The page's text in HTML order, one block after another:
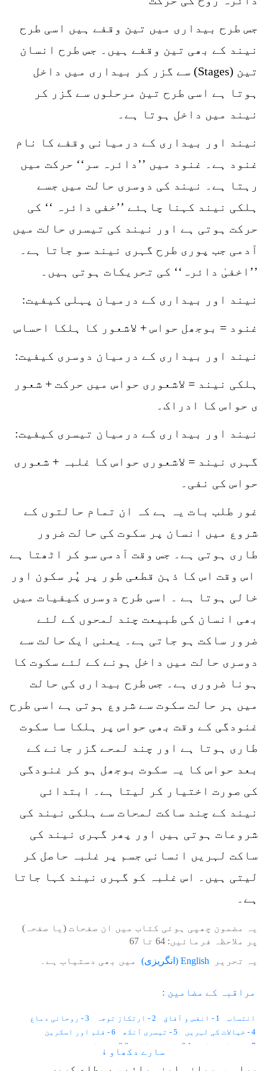
جس طرح بیداری میں تین وقفے ہیں اسی طرح
نیند کے بھی تین وقفے ہیں۔ جس طرح انسان
تین (Stages) سے گزر کر بیداری میں داخل
ہوتا ہے اسی طرح تین مرحلوں سے گزر کر
نیند میں داخل ہوتا ہے۔
نیند اور بیداری کے درمیانی وقفے کا نام
غنود ہے۔ غنود میں ’’دائرہ سر‘‘ حرکت میں
رہتا ہے۔ نیند کی دوسری حالت میں جسے
ہلکی نیند کہنا چاہئے ’’خفی دائرہ ‘‘ کی
حرکت ہوتی ہے اور نیند کی تیسری حالت میں
آدمی جب پوری طرح گہری نیند سو جاتا ہے۔
’’اخفیٰ دائرہ‘‘ کی تحریکات ہوتی ہیں۔
نیند اور بیداری کے درمیان پہلی کیفیت:
غنود = بوجھل حواس + لاشعور کا ہلکا احساس
نیند اور بیداری کے درمیان دوسری کیفیت:
ہلکی نیند = لاشعوری حواس میں حرکت + شعور
ی حواس کا ادراک۔
نیند اور بیداری کے درمیان تیسری کیفیت:
گہری نیند = لاشعوری حواس کا غلبہ + شعوری
حواس کی نفی۔
غور طلب بات یہ ہے کہ ان تمام حالتوں کے
شروع میں انسان پر سکوت کی حالت ضرور
طاری ہوتی ہے۔ جس وقت آدمی سو کر اٹھتا ہے
اس وقت اس کا ذہن قطعی طور پر پُر سکون اور
خالی ہوتا ہے ۔ اسی طرح دوسری کیفیات میں
بھی انسان کی طبیعت چند لمحوں کے لئے
ضرور ساکت ہو جاتی ہے۔ یعنی ایک حالت سے
دوسری حالت میں داخل ہونے کے لئے سکوت کا
ہونا ضروری ہے۔ جس طرح بیداری کی حالت
میں ہر حالت سکوت سے شروع ہوتی ہے اسی طرح
غنودگی کے وقت بھی حواس پر ہلکا سا سکوت
طاری ہوتا ہے اور چند لمحے گزر جانے کے
بعد حواس کا یہ سکوت بوجھل ہو کر غنودگی
کی صورت اختیار کر لیتا ہے۔ ابتدائی
نیند کے چند ساکت لمحات سے ہلکی نیند کی
شروعات ہوتی ہیں اور پھر گہری نیند کی
ساکت لہریں انسانی جسم پر غلبہ حاصل کر
لیتی ہیں۔ اس غلبہ کو گہری نیند کہا جاتا
ہے۔
یہ مضمون چھپی ہوئی کتاب میں ان صفحات (یا صفحہ)
پر ملاحظہ فرمائیں: 64 تا 67
یہ تحریر
English
( انگریزی) میں بھی دستیاب ہے۔
مراقبہ کے مضامین :
انتساب 1 - انفس و آفاق 2 - ارتکاز توجہ
3 - روحانی دماغ
4 - خیالات کی لہریں
5 - تیسری آنکھ
6 - فلم اور اسکرین
7 - روح کی حرکت
8.1 - برقی نظام 8.2 - تین کرنٹ
سارے دکھاو ↓